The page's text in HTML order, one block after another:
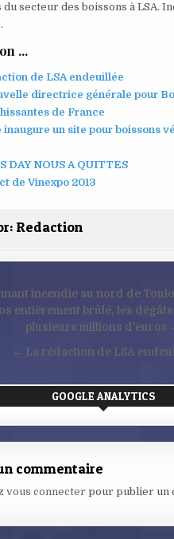
du secteur des boissons à LSA.
...
de LSA endeuillée
directrice générale pour
de France
inaugure un site pour boissons
DAY NOUS A QUITTES
de Vinexpo 2013
Redaction
incendie au nord de
entièrement brûlé, les
plusieurs millions d’euros
← La rédaction de LSA
GOOGLE ANALYTICS
commentaire
vous connecter pour publier un